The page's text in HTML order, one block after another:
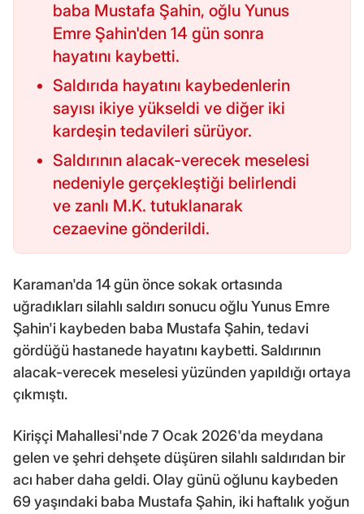
baba Mustafa Şahin, oğlu Yunus
Emre Şahin'den 14 gün sonra
hayatını kaybetti.
Saldırıda hayatını kaybedenlerin
sayısı ikiye yükseldi ve diğer iki
kardeşin tedavileri sürüyor.
Saldırının alacak-verecek meselesi
nedeniyle gerçekleştiği belirlendi
ve zanlı M.K. tutuklanarak
cezaevine gönderildi.
Karaman'da 14 gün önce sokak ortasında
uğradıkları silahlı saldırı sonucu oğlu Yunus Emre
Şahin'i kaybeden baba Mustafa Şahin, tedavi
gördüğü hastanede hayatını kaybetti. Saldırının
alacak-verecek meselesi yüzünden yapıldığı ortaya
çıkmıştı.
Kirişçi Mahallesi'nde 7 Ocak 2026'da meydana
gelen ve şehri dehşete düşüren silahlı saldırıdan bir
acı haber daha geldi. Olay günü oğlunu kaybeden
69 yaşındaki baba Mustafa Şahin, iki haftalık yoğun